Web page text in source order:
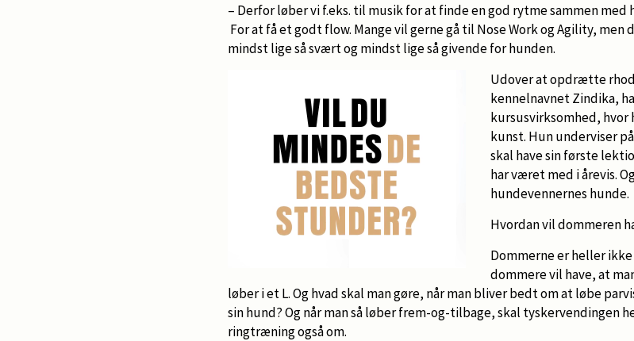
– Derfor løber vi f.eks. til musik for at finde en god rytme sammen
For at få et godt flow. Mange vil gerne gå til Nose Work og Agility,
mindst lige så svært og mindst lige så givende for hunden.
Udover at opdrætte
kennelnavnet Zindika,
kursusvirksomhed, hvor
kunst. Hun underviser
skal have sin første
har været med i årevis.
hundevennernes hunde.
Hvordan vil dommeren
Dommerne er heller
dommere vil have, at
løber i et L. Og hvad skal man gøre, når man bliver bedt om at løbe
sin hund? Og når man så løber frem-og-tilbage, skal tyskervendingen
ringtræning også om.